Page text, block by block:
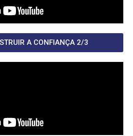
A CONFIANÇA 2/3